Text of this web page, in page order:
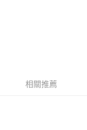
相關推薦